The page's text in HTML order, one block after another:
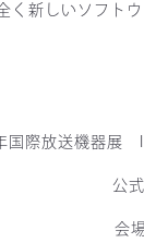
く新しいソフト
国際放送機器
公
会